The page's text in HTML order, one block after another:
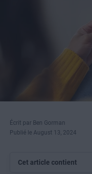
Écrit par Ben Gorman
Publié le August 13, 2024
Cet article contient